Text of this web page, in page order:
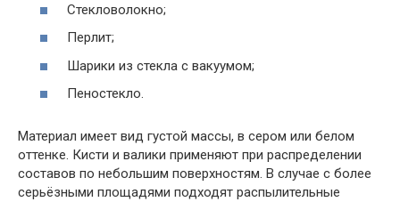
Стекловолокно;
Перлит;
Шарики из стекла с вакуумом;
Пеностекло.
Материал имеет вид густой массы, в сером или белом
оттенке. Кисти и валики применяют при распределении
составов по небольшим поверхностям. В случае с более
серьёзными площадями подходят распылительные